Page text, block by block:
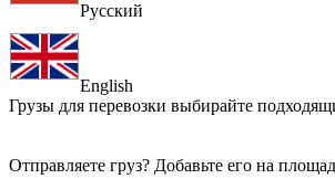
Русский
English
Грузы для перевозки выбирайте
Отправляете груз? Добавьте его на